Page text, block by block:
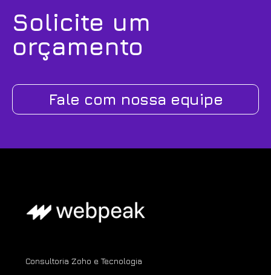
Solicite um
orçamento
Fale com nossa equipe
Consultoria Zoho e Tecnologia